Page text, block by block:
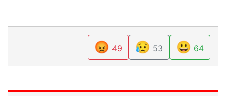
64
😃
53
😥
49
😡